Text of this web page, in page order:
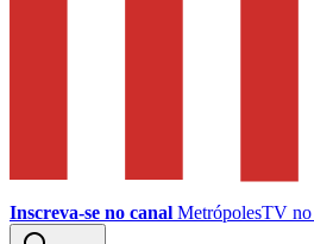
Inscreva-se no canal MetrópolesTV no